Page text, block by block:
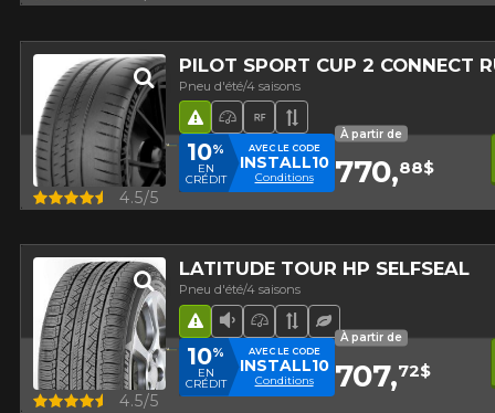
PILOT SPORT CUP 2 CONNECT
Pneu d'été/4 saisons
Pneu haute performance
RunflatBande de roulement
Hasard routier
Aperçu 4.5/5
10%
EN
CRÉDIT
AVEC LE CODE
INSTALL10
Conditions
À partir de
770,88$
LATITUDE TOUR HP SELFSEAL
Pneu d'été/4 saisons
Faible niveau sonore
Pneu haute performance
Bande de roulement
Pneu écologique
Hasard routier
Aperçu 4.5/5
10%
EN
CRÉDIT
AVEC LE CODE
INSTALL10
Conditions
À partir de
707,72$